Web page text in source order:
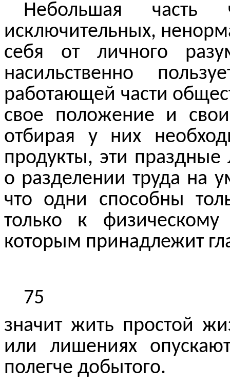
Небольшая часть
исключительных,
себя от личного
насильственно
работающей части
свое положение и
отбирая у них
продукты, эти
о разделении труда на
что одни способны
только к
которым принадлежит
75
значитжить простой
или лишениях
полегче добытого.